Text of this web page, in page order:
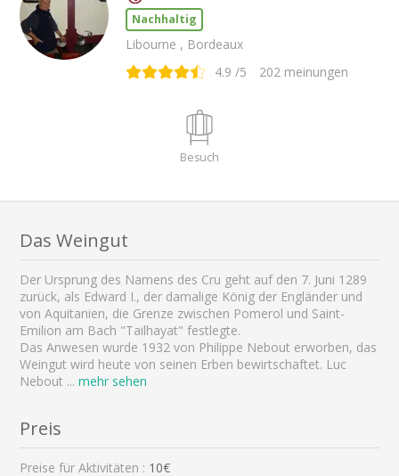
Nachhaltig
Libourne , Bordeaux
4.9 /5 202 meinungen
Besuch
Das Weingut
Der Ursprung des Namens des Cru geht auf den 7. Juni 1289
zurück, als Edward I., der damalige König der Engländer und
von Aquitanien, die Grenze zwischen Pomerol und Saint-
Emilion am Bach "Tailhayat" festlegte.
Das Anwesen wurde 1932 von Philippe Nebout erworben, das
Weingut wird heute von seinen Erben bewirtschaftet. Luc
Nebout ... mehr sehen
Preis
Preise für Aktivitäten : 10€